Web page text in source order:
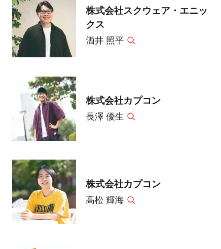
株式会社スクウェア・エニッ
クス
酒井 照平
株式会社カプコン
長澤 優生
株式会社カプコン
高松 輝海